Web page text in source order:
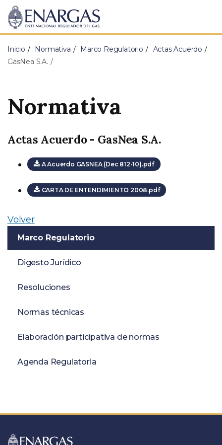
ENARGAS
Ente
Nacional
del
Gas
Inicio Normativa Marco Regulatorio
Actas Acuerdo
GasNea S.A.
Normativa
Actas Acuerdo - GasNea S.A.
A Acuerdo GASNEA (Dec 812-10).pdf
CARTA DE ENTENDIMIENTO 2008.pdf
Volver
Marco Regulatorio
Digesto Jurídico
Resoluciones
Normas técnicas
Elaboración participativa de normas
Agenda Regulatoria